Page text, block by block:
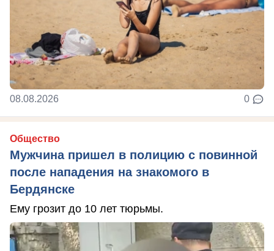
08.08.2026 0
Общество
Мужчина пришел в полицию с повинной
после нападения на знакомого в
Бердянске
Ему грозит до 10 лет тюрьмы.